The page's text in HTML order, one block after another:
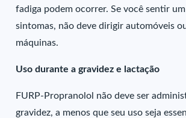
fadiga podem ocorrer. Se você sentir
sintomas, não deve dirigir automóveis
máquinas.
Uso durante a gravidez e lactação
FURP-Propranolol não deve ser
gravidez, a menos que seu uso seja